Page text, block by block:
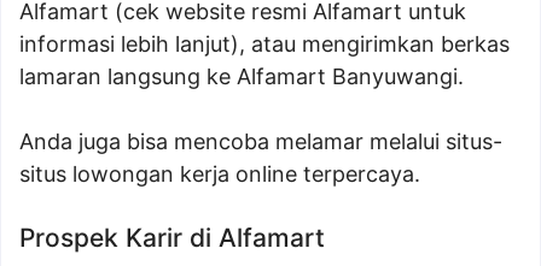
Alfamart (cek website resmi Alfamart untuk
informasi lebih lanjut), atau mengirimkan berkas
lamaran langsung ke Alfamart Banyuwangi.
Anda juga bisa mencoba melamar melalui situs-
situs lowongan kerja online terpercaya.
Prospek Karir di Alfamart